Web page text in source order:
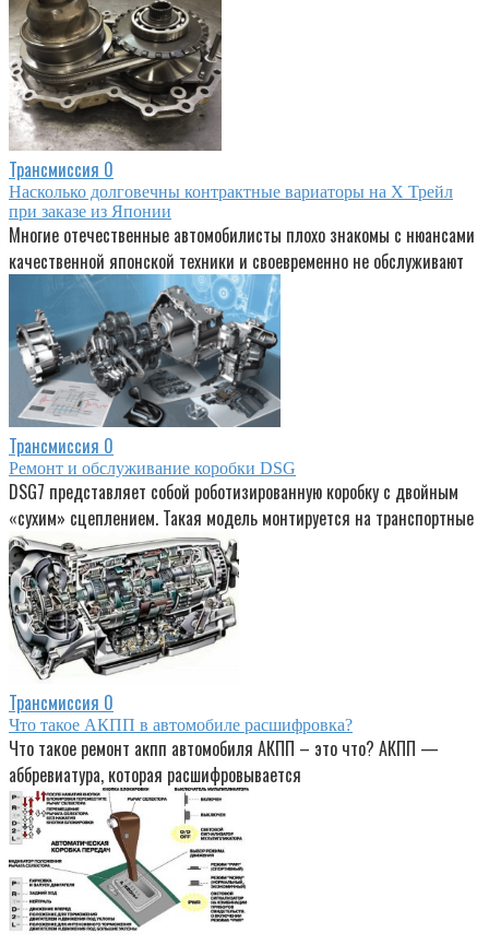
Трансмиссия 0
Насколько долговечны контрактные вариаторы на Х Трейл
при заказе из Японии
Многие отечественные автомобилисты плохо знакомы с нюансами
качественной японской техники и своевременно не обслуживают
Трансмиссия 0
Ремонт и обслуживание коробки DSG
DSG7 представляет собой роботизированную коробку с двойным
«сухим» сцеплением. Такая модель монтируется на транспортные
Трансмиссия 0
Что такое АКПП в автомобиле расшифровка?
Что такое ремонт акпп автомобиля АКПП – это что? АКПП —
аббревиатура, которая расшифровывается